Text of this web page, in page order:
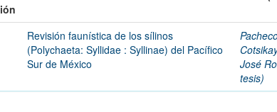
Revisión faunística de los sílinos
(Polychaeta: Syllidae : Syllinae) del Pacífico
Sur de México
José
tesis)